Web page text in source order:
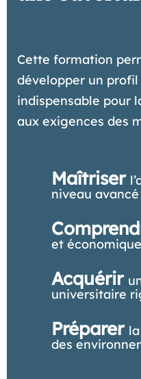
Cette formation
développer un
indispensable pour
aux exigences des
Maîtriser
niveau avancé
et
Acquérir
universitaire
Préparer
des